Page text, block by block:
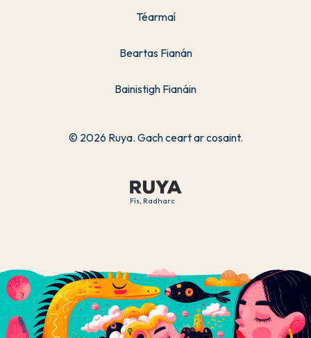
Fís, Radharc
Téarmaí
Beartas Fianán
Bainistigh Fianáin
© 2026 Ruya. Gach ceart ar cosaint.